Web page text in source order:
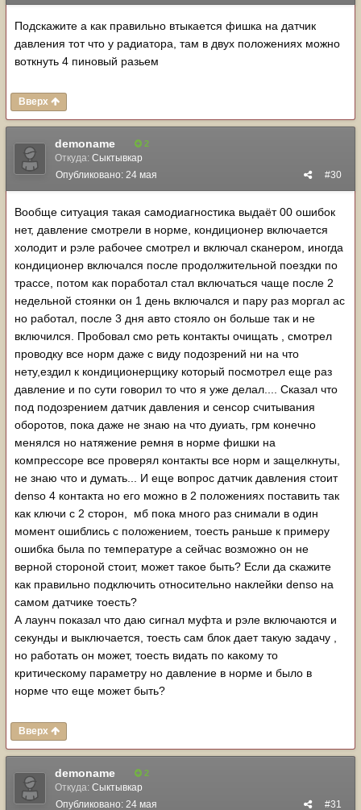
Подскажите а как правильно втыкается фишка на датчик
давления тот что у радиатора, там в двух положениях можно
воткнуть 4 пиновый разьем
Вверх
demoname 2
Откуда: Сыктывкар
#30
Опубликовано: 24 мая
Вообще ситуация такая самодиагностика выдаёт 00 ошибок
нет, давление смотрели в норме, кондиционер включается
холодит и рэле рабочее смотрел и включал сканером, иногда
кондиционер включался после продолжительной поездки по
трассе, потом как поработал стал включаться чаще после 2
недельной стоянки он 1 день включался и пару раз моргал ас
но работал, после 3 дня авто стояло он больше так и не
включился. Пробовал смо реть контакты очищать , смотрел
проводку все норм даже с виду подозрений ни на что
нету,ездил к кондиционерщику который посмотрел еще раз
давление и по сути говорил то что я уже делал.... Сказал что
под подозрением датчик давления и сенсор считывания
оборотов, пока даже не знаю на что дуиать, грм конечно
менялся но натяжение ремня в норме фишки на
компрессоре все проверял контакты все норм и защелкнуты,
не знаю что и думать... И еще вопрос датчик давления стоит
denso 4 контакта но его можно в 2 положениях поставить так
как ключи с 2 сторон, мб пока много раз снимали в один
момент ошиблись с положением, тоесть раньше к примеру
ошибка была по температуре а сейчас возможно он не
верной стороной стоит, может такое быть? Если да скажите
как правильно подключить относительно наклейки denso на
самом датчике тоесть?
А лаунч показал что даю сигнал муфта и рэле включаются и
секунды и выключается, тоесть сам блок дает такую задачу ,
но работать он может, тоесть видать по какому то
критическому параметру но давление в норме и было в
норме что еще может быть?
Вверх
demoname 2
Откуда: Сыктывкар
#31
Опубликовано: 24 мая